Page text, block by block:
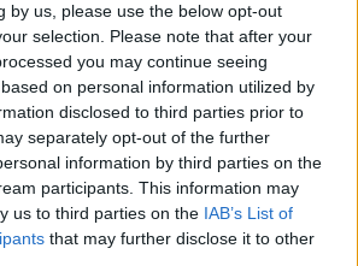
by us, please use the below opt-out
selection. Please note that after your
you may continue seeing
on personal information utilized by
disclosed to third parties prior to
separately opt-out of the further
information by third parties on the
participants. This information may
us to third parties on the IAB’s List of
that may further disclose it to other
εδώ